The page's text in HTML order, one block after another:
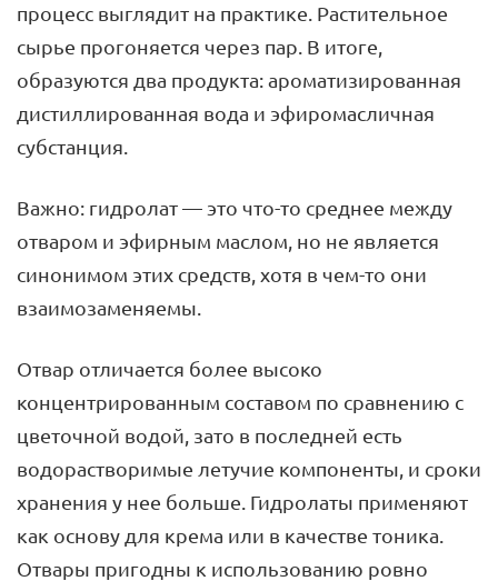
процесс выглядит на практике. Растительное
сырье прогоняется через пар. В итоге,
образуются два продукта: ароматизированная
дистиллированная вода и эфиромасличная
субстанция.
Важно: гидролат — это что-то среднее между
отваром и эфирным маслом, но не является
синонимом этих средств, хотя в чем-то они
взаимозаменяемы.
Отвар отличается более высоко
концентрированным составом по сравнению с
цветочной водой, зато в последней есть
водорастворимые летучие компоненты, и сроки
хранения у нее больше. Гидролаты применяют
как основу для крема или в качестве тоника.
Отвары пригодны к использованию ровно